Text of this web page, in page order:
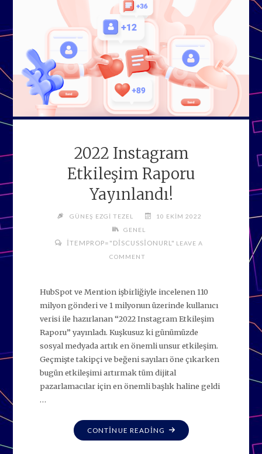
2022 Instagram
Etkileşim Raporu
Yayınlandı!
GÜNEŞ EZGI TEZEL
10 EKIM 2022
GENEL
ITEMPROP="DISCUSSIONURL" LEAVE A
COMMENT
HubSpot ve Mention işbirliğiyle incelenen 110
milyon gönderi ve 1 milyonun üzerinde kullanıcı
verisi ile hazırlanan “2022 Instagram Etkileşim
Raporu” yayınladı. Kuşkusuz ki günümüzde
sosyal medyada artık en önemli unsur etkileşim.
Geçmişte takipçi ve beğeni sayıları öne çıkarken
bugün etkileşimi artırmak tüm dijital
pazarlamacılar için en önemli başlık haline geldi
…
CONTINUE READING "2022